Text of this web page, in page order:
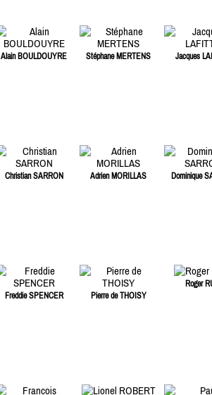
Alain BOULDOUYRE Stéphane MERTENS Jacques
Christian SARRON Adrien MORILLAS Dominique
Freddie SPENCER Pierre de THOISY
Roger